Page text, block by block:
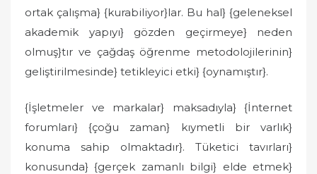
ortak çalışma} {kurabiliyor}lar. Bu hal} {geleneksel
akademik yapıyı} gözden geçirmeye} neden
olmuş}tır ve çağdaş öğrenme metodolojilerinin}
geliştirilmesinde} tetikleyici etki} {oynamıştır}.
{İşletmeler ve markalar} maksadıyla} {İnternet
forumları} {çoğu zaman} kıymetli bir varlık}
konuma sahip olmaktadır}. Tüketici tavırları}
konusunda} {gerçek zamanlı bilgi} elde etmek}